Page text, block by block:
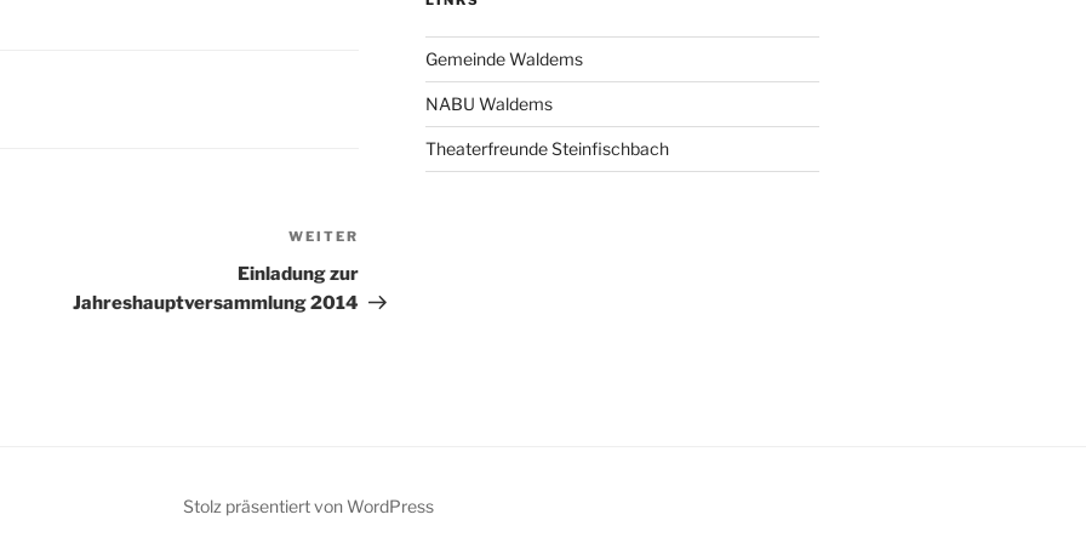
Beitrag
WEITER
Einladung zur
Jahreshauptversammlung 2014
Gemeinde Waldems
NABU Waldems
Theaterfreunde Steinfischbach
Stolz präsentiert von WordPress